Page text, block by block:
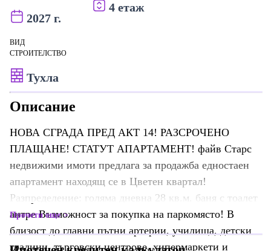
2027 г.
4 етаж
ВИД
СТРОИТЕЛСТВО
Тухла
Описание
НОВА СГРАДА ПРЕД АКТ 14! РАЗСРОЧЕНО
ПЛАЩАНЕ! СТАТУТ АПАРТАМЕНТ! файв Старс
недвижими имоти предлага за продажба едностаен
апартамент находящ се в Цветен квартал!
Разпределение: голяма дневна 28 кв.м. баня с тоалет
антре Възможност за покупка на паркомясто! В
близост до главни пътни артерии, училища, детски
градини, търговски центрове, хипермаркети и
Прочети още